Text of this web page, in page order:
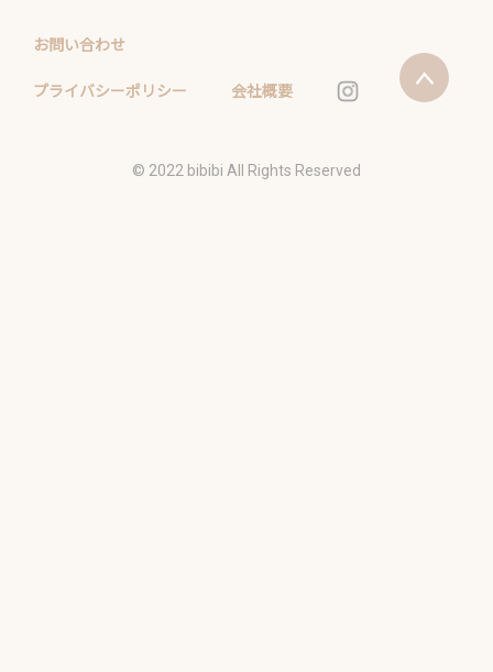
お問い合わせ
プライバシーポリシー 会社概要
©️ 2022 bibibi All Rights Reserved